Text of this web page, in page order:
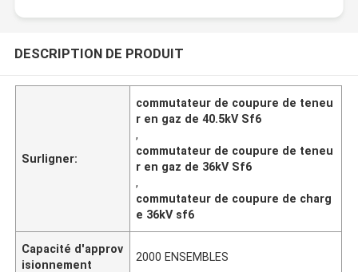
DESCRIPTION DE PRODUIT
Surligner:
commutateur de coupure de teneu
r en gaz de 40.5kV Sf6
,
commutateur de coupure de teneu
r en gaz de 36kV Sf6
,
commutateur de coupure de charg
e 36kV sf6
Capacité d'approv
isionnement
2000 ENSEMBLES